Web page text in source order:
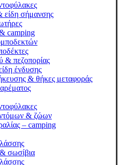
είδη σήμανσης
camping
& πεζοπορίας
ένδυσης
& θήκες μεταφοράς
& ζώων
– camping
σωσίβια